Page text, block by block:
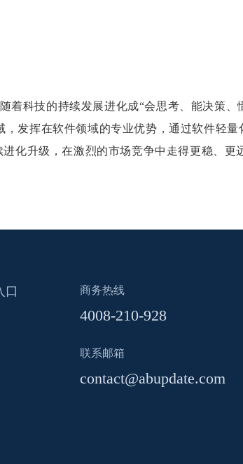
着科技的持续发展进化成“会思考、能决策、
，发挥在软件领域的专业优势，通过软件轻
化升级，在激烈的市场竞争中走得更稳、更
口 商务热线
4008-210-928
联系邮箱
contact@abupdate.com